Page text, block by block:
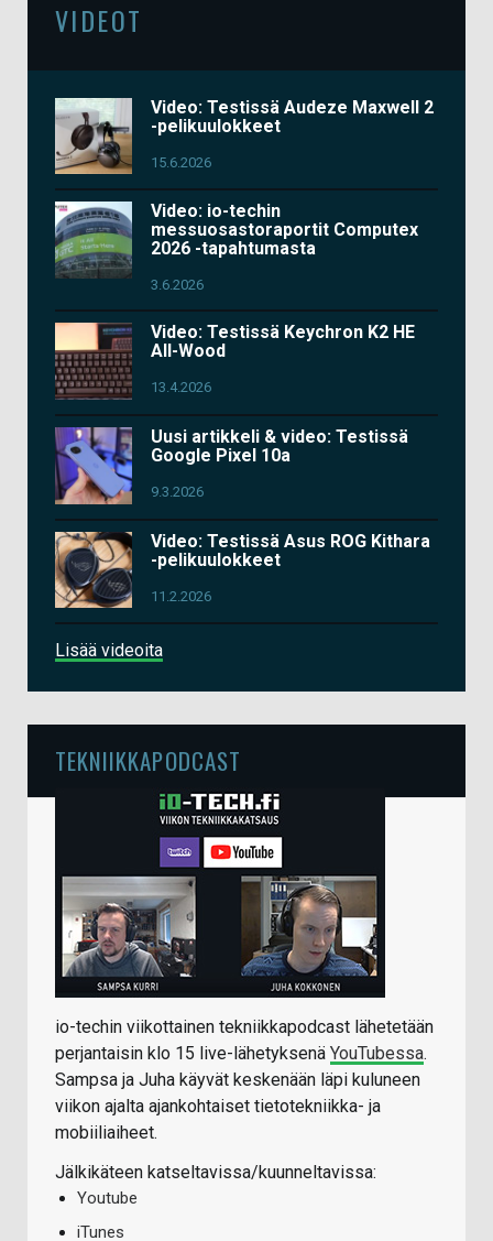
VIDEOT
Video: Testissä Audeze Maxwell 2
-pelikuulokkeet
15.6.2026
Video: io-techin
messuosastoraportit Computex
2026 -tapahtumasta
3.6.2026
Video: Testissä Keychron K2 HE
All-Wood
13.4.2026
Uusi artikkeli & video: Testissä
Google Pixel 10a
9.3.2026
Video: Testissä Asus ROG Kithara
-pelikuulokkeet
11.2.2026
Lisää videoita
TEKNIIKKAPODCAST
io-techin viikottainen tekniikkapodcast lähetetään
perjantaisin klo 15 live-lähetyksenä YouTubessa.
Sampsa ja Juha käyvät keskenään läpi kuluneen
viikon ajalta ajankohtaiset tietotekniikka- ja
mobiiliaiheet.
Jälkikäteen katseltavissa/kuunneltavissa:
Youtube
iTunes